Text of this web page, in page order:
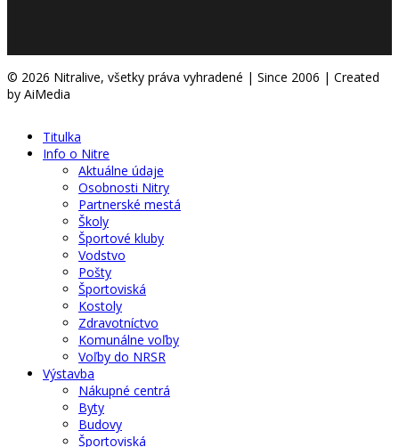
© 2026 Nitralive, všetky práva vyhradené | Since 2006 | Created
by AiMedia
Titulka
Info o Nitre
Aktuálne údaje
Osobnosti Nitry
Partnerské mestá
Školy
Športové kluby
Vodstvo
Pošty
Športoviská
Kostoly
Zdravotníctvo
Komunálne voľby
Voľby do NRSR
Výstavba
Nákupné centrá
Byty
Budovy
Športoviská